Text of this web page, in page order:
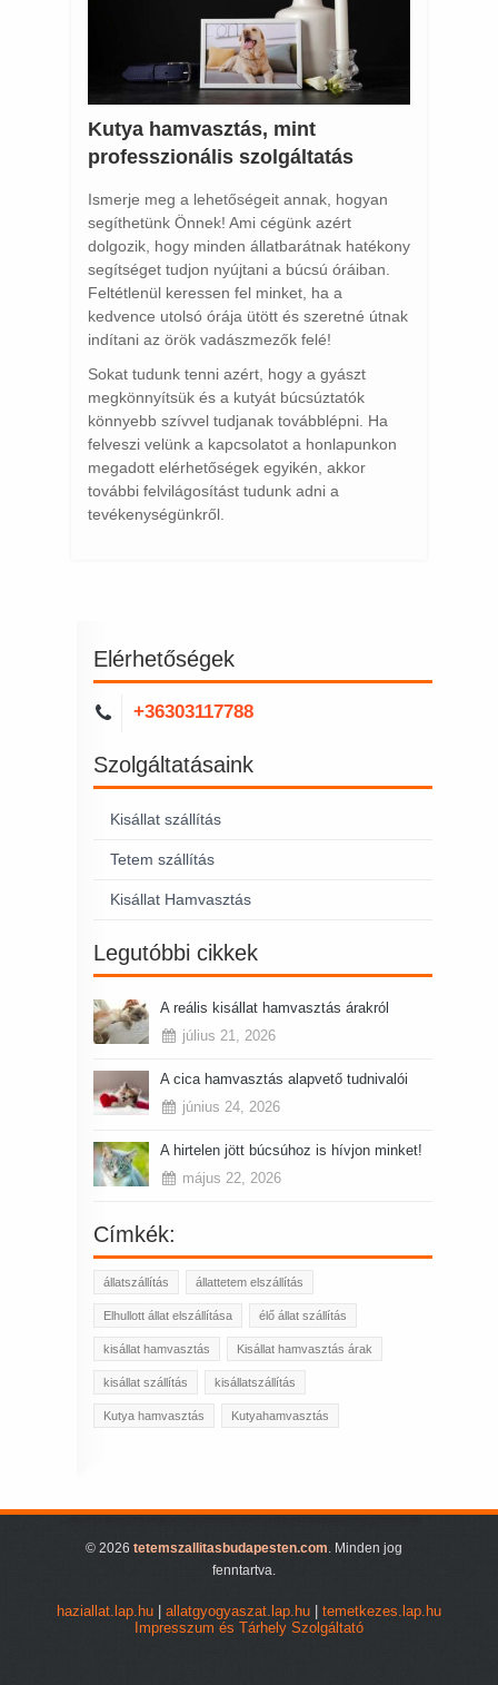
Kutya hamvasztás, mint
professzionális szolgáltatás
Ismerje meg a lehetőségeit annak, hogyan
segíthetünk Önnek! Ami cégünk azért
dolgozik, hogy minden állatbarátnak hatékony
segítséget tudjon nyújtani a búcsú óráiban.
Feltétlenül keressen fel minket, ha a
kedvence utolsó órája ütött és szeretné útnak
indítani az örök vadászmezők felé!
Sokat tudunk tenni azért, hogy a gyászt
megkönnyítsük és a kutyát búcsúztatók
könnyebb szívvel tudjanak továbblépni. Ha
felveszi velünk a kapcsolatot a honlapunkon
megadott elérhetőségek egyikén, akkor
további felvilágosítást tudunk adni a
tevékenységünkről.
Elérhetőségek
+36303117788
Szolgáltatásaink
Kisállat szállítás
Tetem szállítás
Kisállat Hamvasztás
Legutóbbi cikkek
A reális kisállat hamvasztás árakról
július 21, 2026
A cica hamvasztás alapvető tudnivalói
június 24, 2026
A hirtelen jött búcsúhoz is hívjon minket!
május 22, 2026
Címkék:
állatszállítás állattetem elszállítás
Elhullott állat elszállítása élő állat szállítás
kisállat hamvasztás Kisállat hamvasztás árak
kisállat szállítás kisállatszállítás
Kutya hamvasztás Kutyahamvasztás
© 2026 tetemszallitasbudapesten.com. Minden jog
fenntartva.
haziallat.lap.hu allatgyogyaszat.lap.hu
temetkezes.lap.hu
Impresszum és Tárhely Szolgáltató